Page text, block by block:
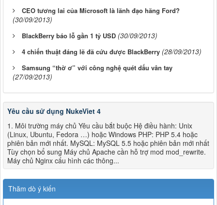
CEO tương lai của Microsoft là lãnh đạo hãng Ford?
(30/09/2013)
BlackBerry báo lỗ gần 1 tỷ USD (30/09/2013)
4 chiến thuật đáng lẽ đã cứu được BlackBerry (28/09/2013)
Samsung “thờ ơ” với công nghệ quét dấu vân tay
(27/09/2013)
Yêu cầu sử dụng NukeViet 4
1. Môi trường máy chủ Yêu cầu bắt buộc Hệ điều hành: Unix
(Linux, Ubuntu, Fedora …) hoặc Windows PHP: PHP 5.4 hoặc
phiên bản mới nhất. MySQL: MySQL 5.5 hoặc phiên bản mới nhất
Tùy chọn bổ sung Máy chủ Apache cần hỗ trợ mod mod_rewrite.
Máy chủ Nginx cấu hình các thông...
Thăm dò ý kiến